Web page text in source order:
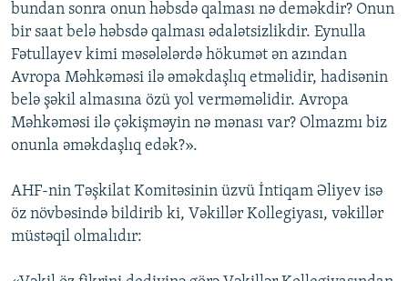
bundan sonra onun həbsdə qalması nə deməkdir? Onun
bir saat belə həbsdə qalması ədalətsizlikdir. Eynulla
Fətullayev kimi məsələlərdə hökumət ən azından
Avropa Məhkəməsi ilə əməkdaşlıq etməlidir, hadisənin
belə şəkil almasına özü yol verməməlidir. Avropa
Məhkəməsi ilə çəkişməyin nə mənası var? Olmazmı biz
onunla əməkdaşlıq edək?».
AHF-nin Təşkilat Komitəsinin üzvü İntiqam Əliyev isə
öz növbəsində bildirib ki, Vəkillər Kollegiyası, vəkillər
müstəqil olmalıdır: